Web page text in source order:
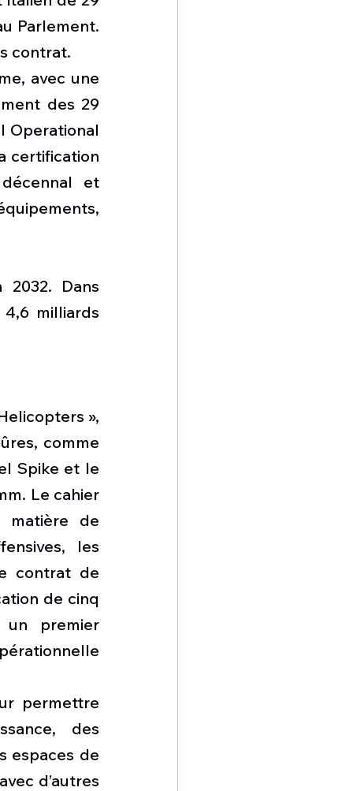
Parlement.
contrat.
avec une
des 29
Operational
certification
et
Dans
milliards
»,
comme
Spike et le
Le cahier
matière de
les
contrat de
de cinq
un premier
permettre
des
espaces de
d’autres